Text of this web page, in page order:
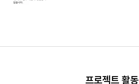
프로젝트 활동